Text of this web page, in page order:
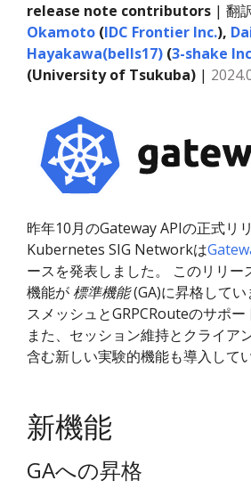
release note contributors | 翻
Okamoto (IDC Frontier Inc.),
Hayakawa(bells17) (3-shake
(University of Tsukuba) |
昨年10月のGateway APIの正式リリ
Kubernetes SIG Networkは
ースを発表しました。 このリリー
機能が標準機能(GA)に昇格して
スメッシュとGRPCRouteのサポー
また、セッション維持とクライア
含む新しい実験的機能も導入してい
新機能
GAへの昇格